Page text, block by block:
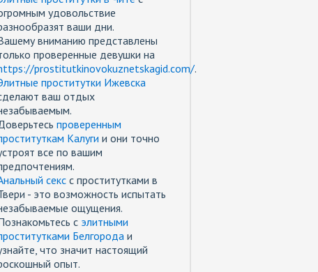
удовольствие
ваши дни.
вниманию представлены
проверенные девушки на
prostitutkinovokuznetskagid.com/.
проститутки Ижевска
ваш отдых
проверенным
Калуги и они точно
все по вашим
сексс проститутками в
- это возможность испытать
ощущения.
с элитными
Белгородаи
что значит настоящий
опыт.